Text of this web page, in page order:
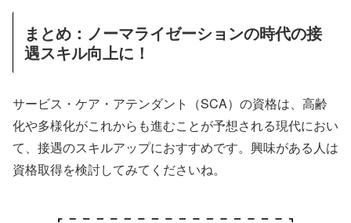
まとめ：ノーマライゼーションの時代の接
遇スキル向上に！
サービス・ケア・アテンダント（SCA）の資格は、高齢
化や多様化がこれからも進むことが予想される現代におい
て、接遇のスキルアップにおすすめです。興味がある人は
資格取得を検討してみてくださいね。